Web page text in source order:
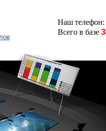
Наш телефон:
Всего в базе